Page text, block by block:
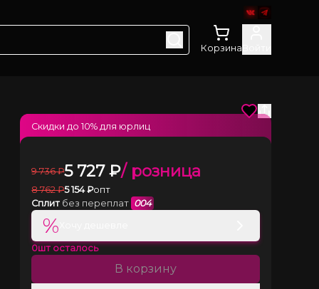
Корзина
9 736 ₽5 727₽/ розница
8 762 ₽5 154₽опт
Сплит без переплат 004
%
0шт осталось
В корзину
Скидки до10% для юрлиц